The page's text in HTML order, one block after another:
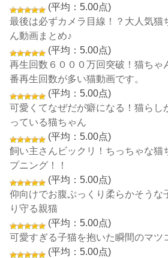
(平均：5.00点)
最後は必ずカメラ目線！？大人気猫
ん動画まとめ♪
(平均：5.00点)
再生回数６０００万回突破！猫ちゃ
番再生回数が多い猫動画です。
(平均：5.00点)
可愛くてなぜだが癖になる！猫らし
っている猫ちゃん
(平均：5.00点)
飼い主さんビックリ！ちっちゃな猫
プニング！！
(平均：5.00点)
仰向けでお腹ぷっくり柔らかそうな
り守る親猫
(平均：5.00点)
可愛すぎる子猫を抱いた瞬間のマツ
(平均：5.00点)